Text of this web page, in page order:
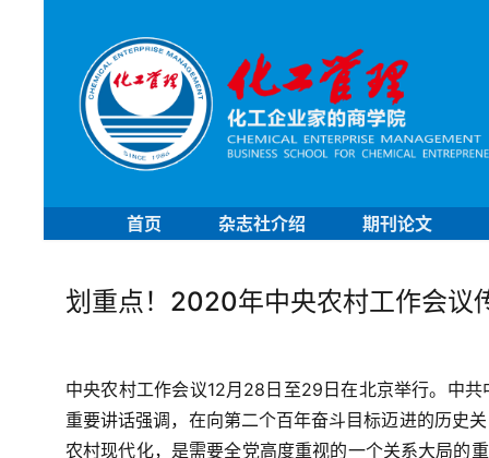
首页 杂志社介绍 期刊论文
划重点！2020年中央农村工作会议
中央农村工作会议12月28日至29日在北京举行。 中共
重要讲话强调，在向第二个百年奋斗目标迈进的历史
农村现代化，是需要全党高度重视的一个关系大局的